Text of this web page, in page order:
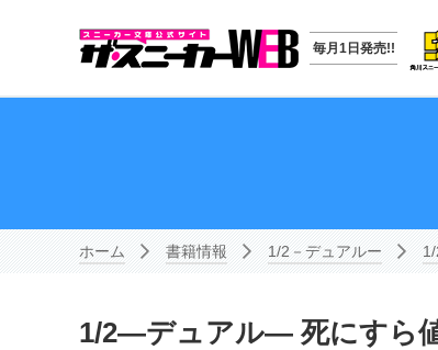
毎月1日発売!!
ホーム 書籍情報 1/2－デュアルー
1/2―デュアル― 死にすら